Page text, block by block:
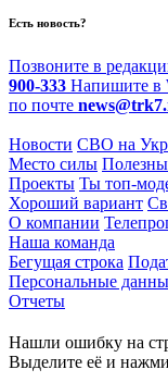
Есть новость?
Позвоните в
900-333 Напишите в
по почте
Новости СВО на
Место силы
Проекты Ты топ-
Хороший вариант
О компании
Наша команда
Бегущая строка
Персональные
Отчеты
Нашли ошибку на
Выделите её и